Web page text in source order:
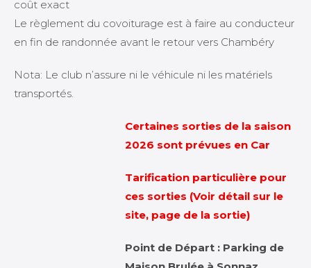
coût exact
Le règlement du covoiturage est à faire au conducteur
en fin de randonnée avant le retour vers Chambéry
Nota: Le club n’assure ni le véhicule ni les matériels
transportés.
Certaines sorties de la saison
2026 sont prévues en Car
Tarification particulière pour
ces sorties (Voir détail sur le
site, page de la sortie)
Point de Départ : Parking de